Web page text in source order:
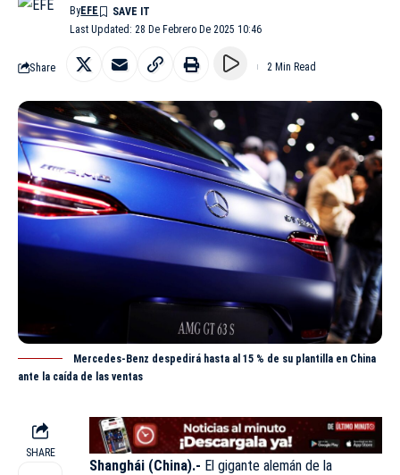
Last Updated: 28 De Febrero De 2025 10:46
ByEFE
Share 2 Min Read
Mercedes-Benz despedirá hasta al 15 % de su plantilla en China
ante la caída de las ventas
SHARE
Shanghái (China).- El gigante alemán de la